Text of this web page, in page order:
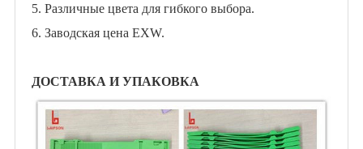
5. Различные цвета для гибкого выбора.
6. Заводская цена EXW.
ДОСТАВКА И УПАКОВКА